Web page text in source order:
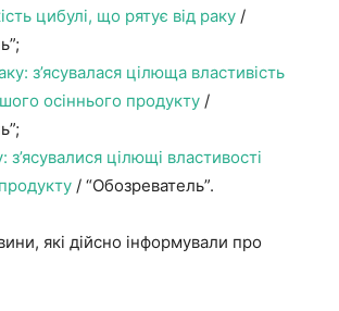
цибулі, що рятує від раку /
з’ясувалася цілюща властивість
осіннього продукту /
з’ясувалися цілющі властивості
/ “Обозреватель”.
які дійсно інформували про